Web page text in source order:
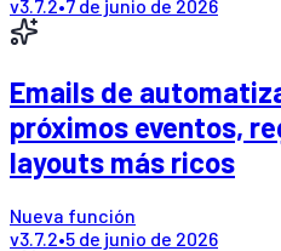
v3.7.2•7 de junio de 2026
Emails de
próximos eventos,
layouts más ricos
Nueva función
v3.7.2•5 de junio de 2026